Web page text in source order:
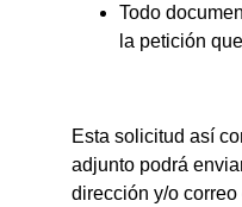
Todo
la petición
Esta solicitud así
adjunto podrá
dirección y/o correo